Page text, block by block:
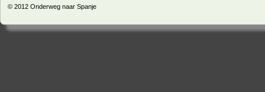
© 2012 Onderweg naar Spanje